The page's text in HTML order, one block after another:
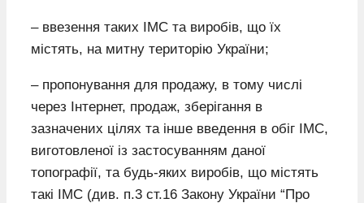
– ввезення таких ІМС та виробів, що їх
містять, на митну територію України;
– пропонування для продажу, в тому числі
через Інтернет, продаж, зберігання в
зазначених цілях та інше введення в обіг ІМС,
виготовленої із застосуванням даної
топографії, та будь-яких виробів, що містять
такі ІМС (див. п.3 ст.16 Закону України “Про